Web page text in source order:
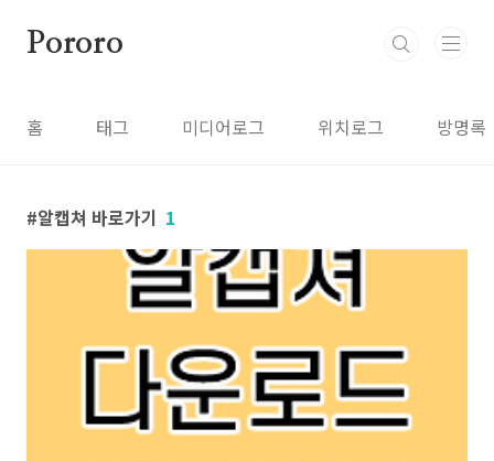
Pororo
홈 태그 미디어로그 위치로그 방명록
알캡쳐 바로가기 1